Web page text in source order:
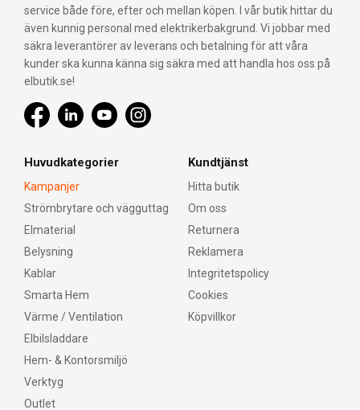
service både före, efter och mellan köpen. I vår butik hittar du
även kunnig personal med elektrikerbakgrund. Vi jobbar med
säkra leverantörer av leverans och betalning för att våra
kunder ska kunna känna sig säkra med att handla hos oss på
elbutik.se!
Huvudkategorier
Kampanjer
Strömbrytare och vägguttag
Elmaterial
Belysning
Kablar
Smarta Hem
Värme / Ventilation
Elbilsladdare
Hem- & Kontorsmiljö
Verktyg
Outlet
Kundtjänst
Hitta butik
Om oss
Returnera
Reklamera
Integritetspolicy
Cookies
Köpvillkor